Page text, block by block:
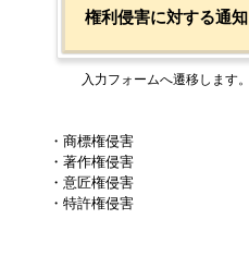
権利侵害に対する通知
入力フォームへ遷移します。
・商標権侵害
・著作権侵害
・意匠権侵害
・特許権侵害